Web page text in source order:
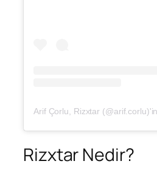
Rizxtar Nedir?